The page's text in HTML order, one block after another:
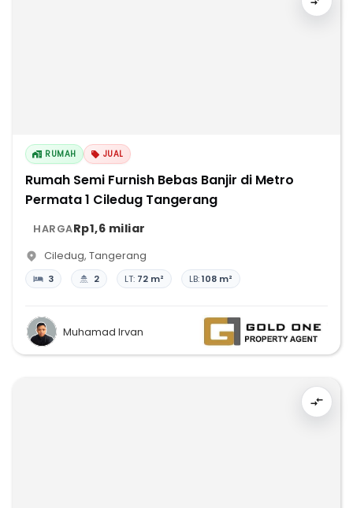
RUMAH JUAL
Rumah Semi Furnish Bebas Banjir di Metro
Permata 1 Ciledug Tangerang
HARGARp1,6 miliar
Ciledug, Tangerang
3 2 LT: 72 m² LB:108 m²
Muhamad Irvan